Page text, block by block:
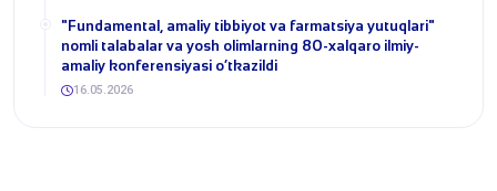
​"Fundamental, amaliy tibbiyot va farmatsiya yutuqlari"
nomli talabalar va yosh olimlarning 80-xalqaro ilmiy-
amaliy konferensiyasi o‘tkazildi
16.05.2026